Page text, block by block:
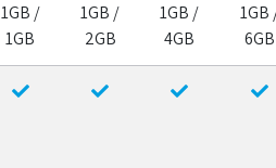
1GB /
1GB
1GB /
2GB
1GB /
4GB
1GB
6GB